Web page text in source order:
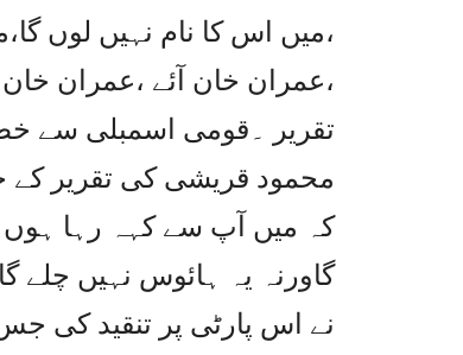
،میں اس کا نام نہیں لوں
،عمران خان آئے ،عمران
تقریر ۔قومی اسمبلی سے
محمود قریشی کی تقریر کے
کہ میں آپ سے کہہ رہا ہوں
گاورنہ یہ ہائوس نہیں چلے
نے اس پارٹی پر تنقید کی